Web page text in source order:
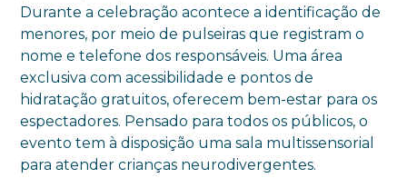
Durante a celebração acontece a identificação de
menores, por meio de pulseiras que registram o
nome e telefone dos responsáveis. Uma área
exclusiva com acessibilidade e pontos de
hidratação gratuitos, oferecem bem-estar para os
espectadores. Pensado para todos os públicos, o
evento tem à disposição uma sala multissensorial
para atender crianças neurodivergentes.